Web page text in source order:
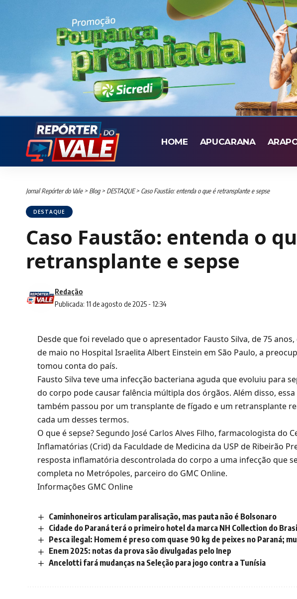
HOME APUCARANA
Jornal Repórter do Vale> Blog> DESTAQUE> Caso Faustão: entenda o que é retransplante e sepse
DESTAQUE
Caso Faustão: entenda o
retransplante e sepse
Publicada: 11 de agosto de 2025 - 12:34
Redação
Desde que foi revelado que o apresentador Fausto Silva, de 75
de maio no Hospital Israelita Albert Einstein em São Paulo, a
tomou conta do país.
Fausto Silva teve uma infecção bacteriana aguda que evoluiu para
do corpo pode causar falência múltipla dos órgãos. Além disso, essa
também passou por um transplante de fígado e um retransplante
cada um desses termos.
O que é sepse? Segundo José Carlos Alves Filho, farmacologista do
Inflamatórias (Crid) da Faculdade de Medicina da USP de Ribeirão
resposta inflamatória descontrolada do corpo a uma infecção que
completa no Metrópoles, parceiro do GMC Online.
Informações GMC Online
Caminhoneiros articulam paralisação, mas pauta não é Bolsonaro
Cidade do Paraná terá o primeiro hotel da marca NH Collection do Brasil
Pesca ilegal: Homem é preso com quase 90 kg de peixes no Paraná;
Enem 2025: notas da prova são divulgadas pelo Inep
Ancelotti fará mudanças na Seleção para jogo contra a Tunísia